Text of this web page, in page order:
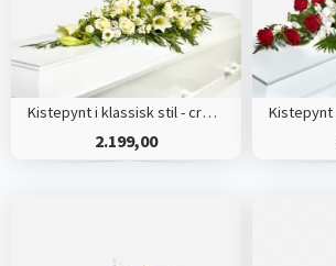
Kistepynt i klassisk stil - creme
2.199,00